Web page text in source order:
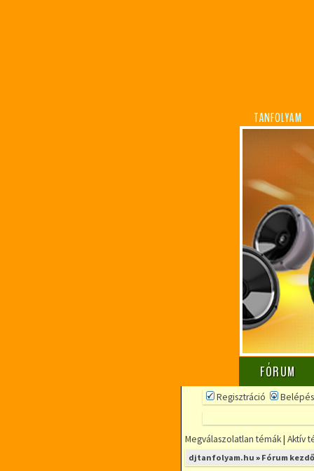
TANFOLYAM
FÓRUM
Regisztráció Belépés
Megválaszolatlan témák| Aktív
djtanfolyam.hu » Fórum